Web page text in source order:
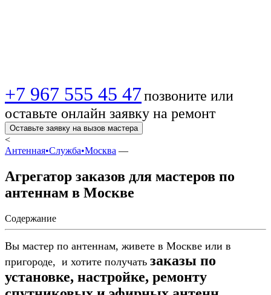
+7 967 555 45 47позвоните или
оставьте онлайн заявку на ремонт
Оставьте заявку на вызов мастера
<
Антенная•Служба•Москва —
Агрегатор заказов для мастеров по
антеннам в Москве
Содержание
Вы мастер по антеннам, живете в Москве или в
пригороде, и хотите получать заказы по
установке, настройке, ремонту